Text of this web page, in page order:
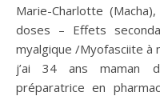
Marie-Charlotte
doses – Effets
myalgique /Myofasciite à
j’ai 34 ans maman
préparatrice en